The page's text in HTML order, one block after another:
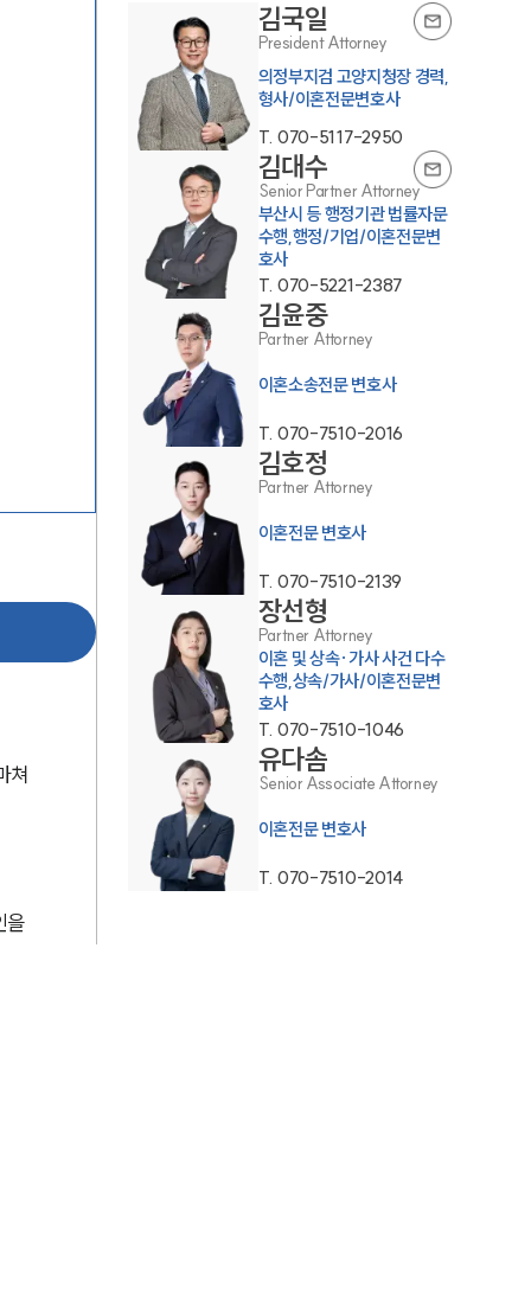
부소개
부소개
대륜의 강점
오시는 길
글로벌 파트너 로펌
고객의 소리
통합검색
AI대륜
업무사례
이혼 주요 업무사례
쳐
을
김국일
President Attorney
의정부지검 고양지청장 경력,
형사/이혼전문변호사
T. 070-5117-2950
김대수
Senior Partner Attorney
부산시 등 행정기관 법률자문
수행,행정/기업/이혼전문변
호사
T. 070-5221-2387
김윤중
Partner Attorney
이혼소송전문 변호사
T. 070-7510-2016
김호정
Partner Attorney
이혼전문 변호사
T. 070-7510-2139
장선형
Partner Attorney
이혼 및 상속·가사 사건 다수
수행,상속/가사/이혼전문변
호사
T. 070-7510-1046
유다솜
Senior Associate Attorney
이혼전문 변호사
T. 070-7510-2014